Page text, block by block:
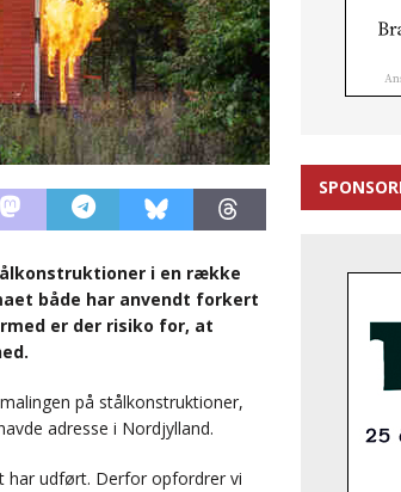
i en række
både har anvendt forkert
er der risiko for, at
på stålkonstruktioner,
adresse i Nordjylland.
har udført. Derfor opfordrer vi